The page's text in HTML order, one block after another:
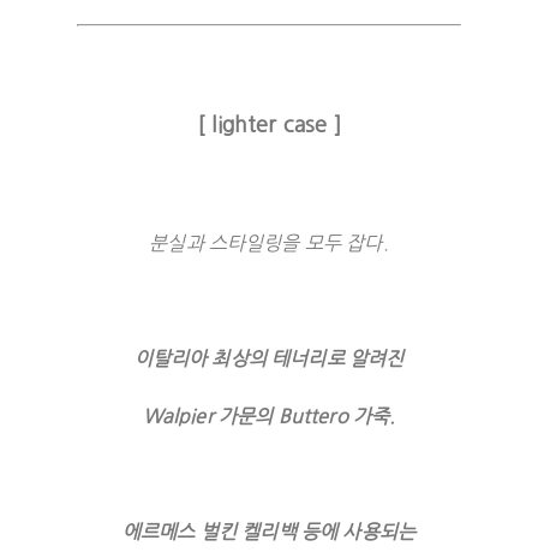
[ lighter case ]
분실과 스타일링을 모두 잡다.
이탈리아 최상의 테너리로 알려진
Walpier 가문의 Buttero 가죽.
에르메스 벌킨 켈리백 등에 사용되는